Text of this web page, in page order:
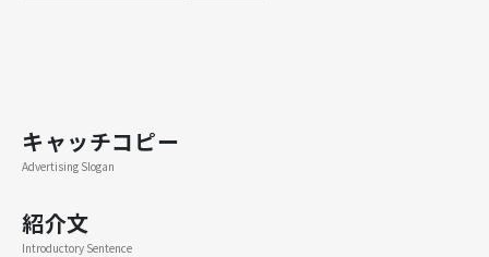
キャッチコピー
Advertising Slogan
紹介文
Introductory Sentence